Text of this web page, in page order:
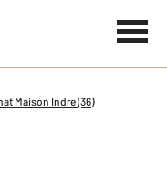
Maison Indre (36)